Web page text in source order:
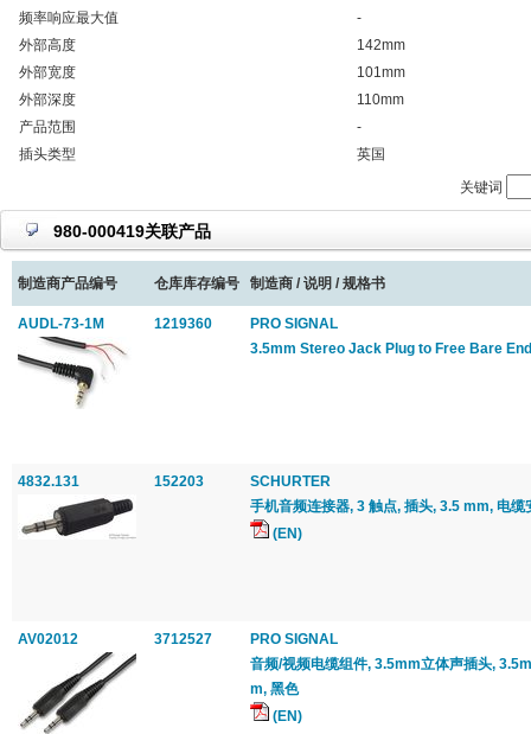
频率响应最大值
-
外部高度
142mm
外部宽度
101mm
外部深度
110mm
产品范围
-
插头类型
英国
关键词
980-000419关联产品
制造商产品编号 仓库库存编号 制造商 / 说明 / 规格书
AUDL-73-1M 1219360
PRO SIGNAL
3.5mm Stereo Jack Plug to Free Bare
4832.131 152203
SCHURTER
手机音频连接器, 3 触点, 插头, 3.5 mm, 电缆
(EN)
AV02012 3712527
PRO SIGNAL
音频/视频电缆组件, 3.5mm立体声插头,
m, 黑色
(EN)